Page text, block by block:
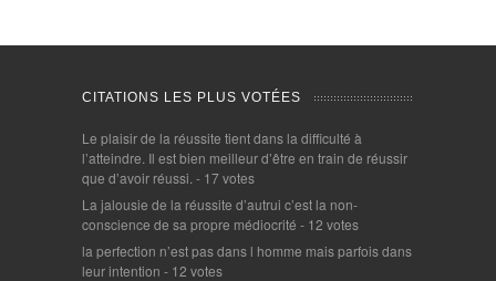
CITATIONS LES PLUS VOTÉES
Le plaisir de la réussite tient dans la difficulté à
l’atteindre. Il est bien meilleur d’être en train de réussir
que d’avoir réussi. - 17 votes
La jalousie de la réussite d’autrui c’est la non-
conscience de sa propre médiocrité - 12 votes
la perfection n’est pas dans l homme mais parfois dans
leur intention - 12 votes